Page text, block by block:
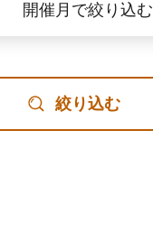
開催月で絞り込む
絞り込む